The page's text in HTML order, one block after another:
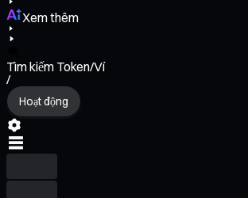
Xem thêm
Tìm kiếm Token/Ví
/
Hoạt động